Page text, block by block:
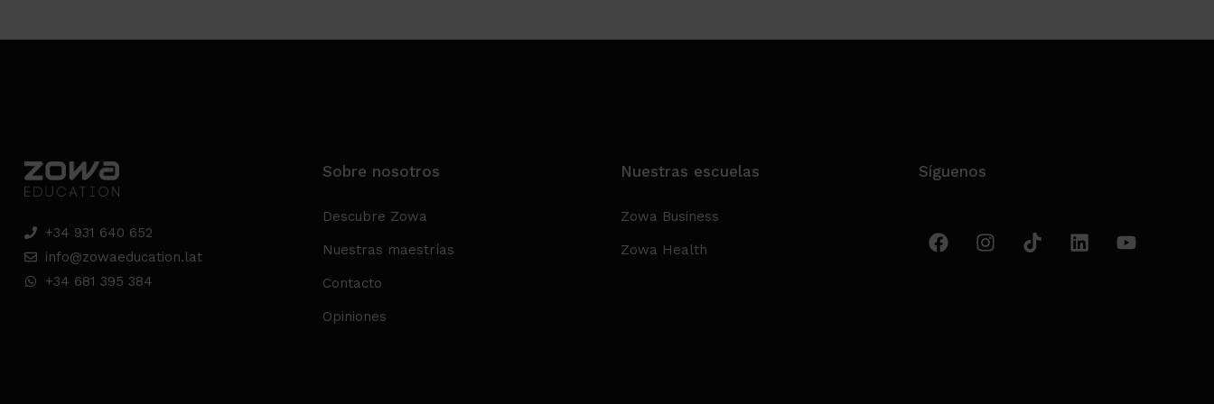
+34 931 640 652
info@zowaeducation.lat
+34 681 395 384
Sobre nosotros
Descubre Zowa
Nuestras maestrías
Contacto
Opiniones
Nuestras escuelas
Zowa Business
Zowa Health
Síguenos